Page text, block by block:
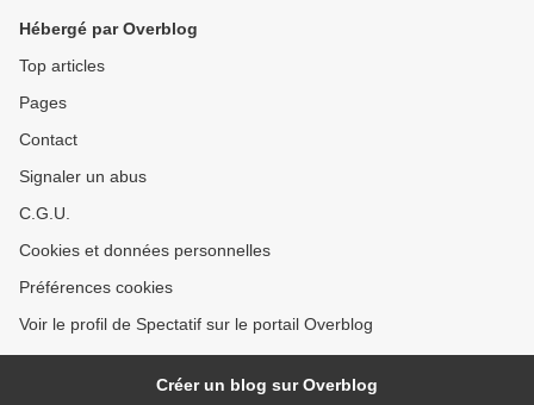
Hébergé par Overblog
Top articles
Pages
Contact
Signaler un abus
C.G.U.
Cookies et données personnelles
Préférences cookies
Voir le profil de Spectatif sur le portail Overblog
Créer un blog sur Overblog